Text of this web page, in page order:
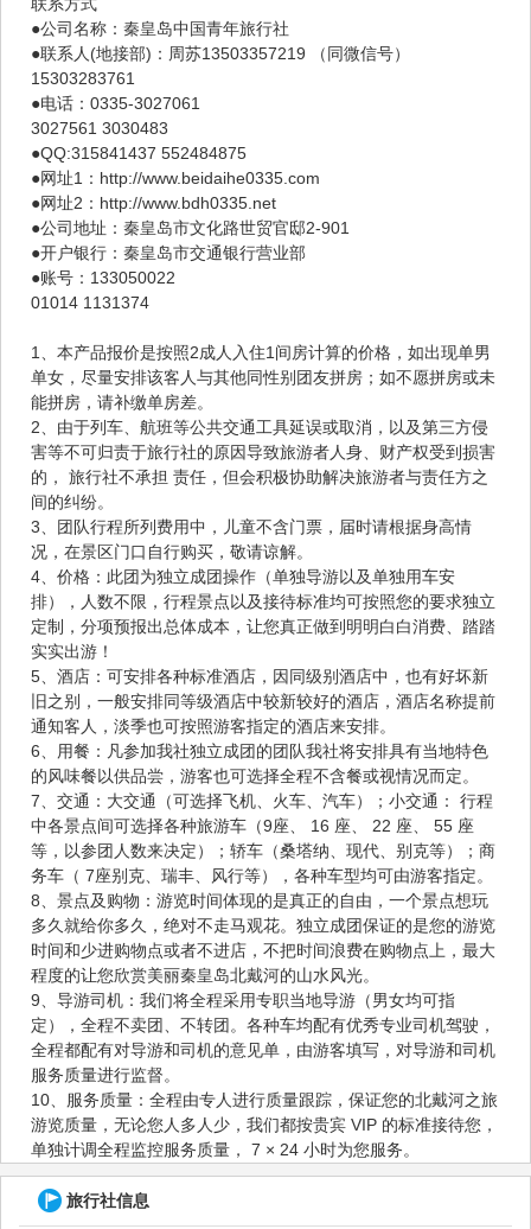
●公司名称：秦皇岛中国青年旅行社
●联系人(地接部)：周苏13503357219 （同微信号）
15303283761
●电话：0335-3027061
3027561 3030483
●QQ:315841437 552484875
●网址1：http://www.beidaihe0335.com
●网址2：http://www.bdh0335.net
●公司地址：秦皇岛市文化路世贸官邸2-901
●开户银行：秦皇岛市交通银行营业部
●账号：133050022
01014 1131374
1、本产品报价是按照2成人入住1间房计算的价格，如出现单男
单女，尽量安排该客人与其他同性别团友拼房；如不愿拼房或未
能拼房，请补缴单房差。
2、由于列车、航班等公共交通工具延误或取消，以及第三方侵
害等不可归责于旅行社的原因导致旅游者人身、财产权受到损害
的， 旅行社不承担 责任，但会积极协助解决旅游者与责任方之
间的纠纷。
3、团队行程所列费用中，儿童不含门票，届时请根据身高情
况，在景区门口自行购买，敬请谅解。
4、价格：此团为独立成团操作（单独导游以及单独用车安
排），人数不限，行程景点以及接待标准均可按照您的要求独立
定制，分项预报出总体成本，让您真正做到明明白白消费、踏踏
实实出游！
5、酒店：可安排各种标准酒店，因同级别酒店中，也有好坏新
旧之别，一般安排同等级酒店中较新较好的酒店，酒店名称提前
通知客人，淡季也可按照游客指定的酒店来安排。
6、用餐：凡参加我社独立成团的团队我社将安排具有当地特色
的风味餐以供品尝，游客也可选择全程不含餐或视情况而定。
7、交通：大交通（可选择飞机、火车、汽车）；小交通： 行程
中各景点间可选择各种旅游车（9座、 16 座、 22 座、 55 座
等，以参团人数来决定）；轿车（桑塔纳、现代、别克等）；商
务车（ 7座别克、瑞丰、风行等），各种车型均可由游客指定。
8、景点及购物：游览时间体现的是真正的自由，一个景点想玩
多久就给你多久，绝对不走马观花。独立成团保证的是您的游览
时间和少进购物点或者不进店，不把时间浪费在购物点上，最大
程度的让您欣赏美丽秦皇岛北戴河的山水风光。
9、导游司机：我们将全程采用专职当地导游（男女均可指
定），全程不卖团、不转团。各种车均配有优秀专业司机驾驶，
全程都配有对导游和司机的意见单，由游客填写，对导游和司机
服务质量进行监督。
10、服务质量：全程由专人进行质量跟踪，保证您的北戴河之旅
游览质量，无论您人多人少，我们都按贵宾 VIP 的标准接待您，
单独计调全程监控服务质量， 7 × 24 小时为您服务。
旅行社信息